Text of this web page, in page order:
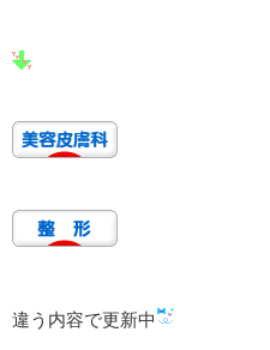
違う内容で更新中